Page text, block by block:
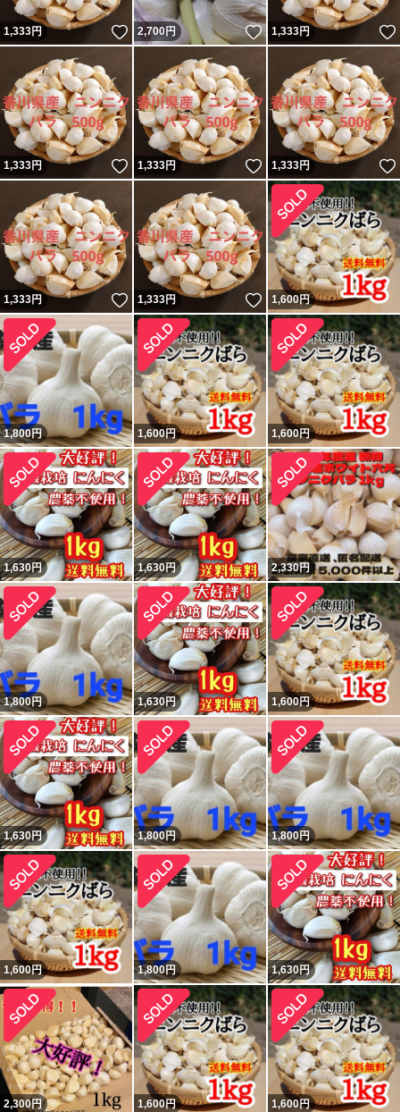
1,333円 いいね！
2,700円 いいね！
1,333円
1,333円 いいね！
1,333円 いいね！
1,333円
1,333円 いいね！
1,333円 いいね！
1,600円
1,800円 1,600円 1,600円
1,630円 1,630円 2,330円
1,800円 1,630円 1,600円
1,630円 1,800円 1,800円
1,600円 1,800円 1,630円
2,300円 1,600円 1,600円